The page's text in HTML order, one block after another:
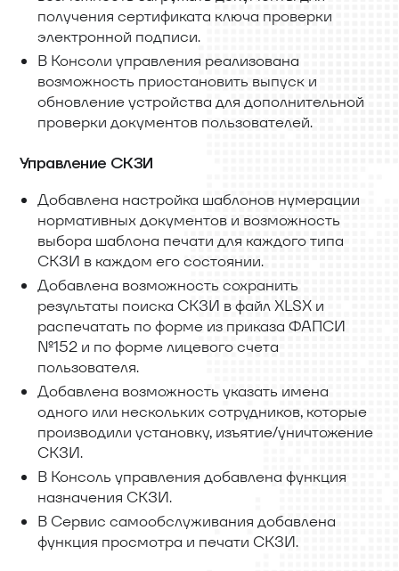
получения сертификата ключа проверки
электронной подписи.
В Консоли управления реализована
возможность приостановить выпуск и
обновление устройства для дополнительной
проверки документов пользователей.
Управление СКЗИ
Добавлена настройка шаблонов нумерации
нормативных документов и возможность
выбора шаблона печати для каждого типа
СКЗИ в каждом его состоянии.
Добавлена возможность сохранить
результаты поиска СКЗИ в файл XLSX и
распечатать по форме из приказа ФАПСИ
№152 и по форме лицевого счета
пользователя.
Добавлена возможность указать имена
одного или нескольких сотрудников, которые
производили установку, изъятие/уничтожение
СКЗИ.
В Консоль управления добавлена функция
назначения СКЗИ.
В Сервис самообслуживания добавлена
функция просмотра и печати СКЗИ.